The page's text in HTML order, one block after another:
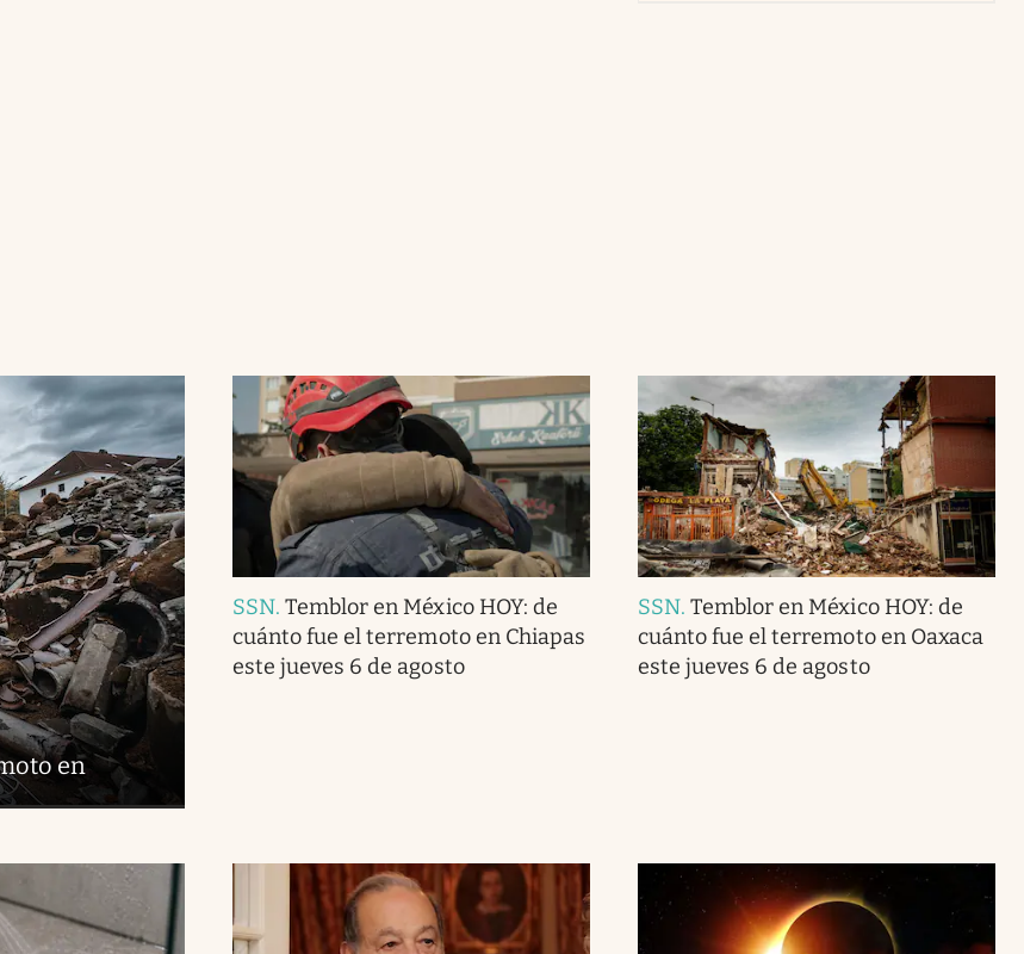
en
SSN.Temblor en México HOY: de
cuánto fue el terremoto en Chiapas
este jueves 6 de agosto
SSN.Temblor en México HOY: de
cuánto fue el terremoto en Oaxaca
este jueves 6 de agosto